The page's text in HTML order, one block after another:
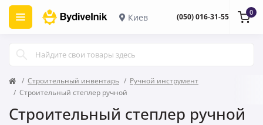
Киев (050) 016-31-55 0
Строительный инвентарь
Ручной инструмент
Строительный степлер ручной
Строительный степлер ручной